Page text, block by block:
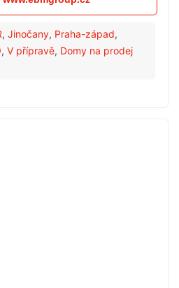
, Jinočany, Praha-západ,
, V přípravě, Domy na prodej